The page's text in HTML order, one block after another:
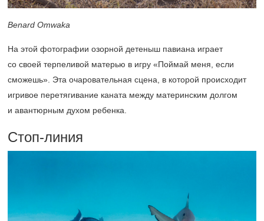
Benard Omwaka
На этой фотографии озорной детеныш павиана играет
со своей терпеливой матерью в игру «Поймай меня, если
сможешь». Эта очаровательная сцена, в которой происходит
игривое перетягивание каната между материнским долгом
и авантюрным духом ребенка.
Стоп-линия